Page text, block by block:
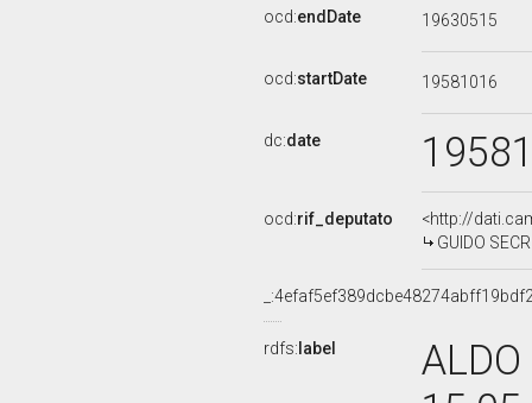
ocd:endDate 19630515
ocd:startDate 19581016
dc:date
ocd:rif_deputato
<http://
GUIDO
rdfs: label